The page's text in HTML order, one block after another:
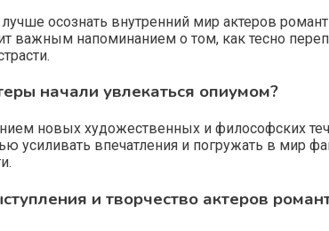
осознать внутренний мир актеров
важным напоминанием о том, как тесно
начали увлекаться опиумом?
новых художественных и философских
усиливать впечатления и погружать в мир
и творчество актеров